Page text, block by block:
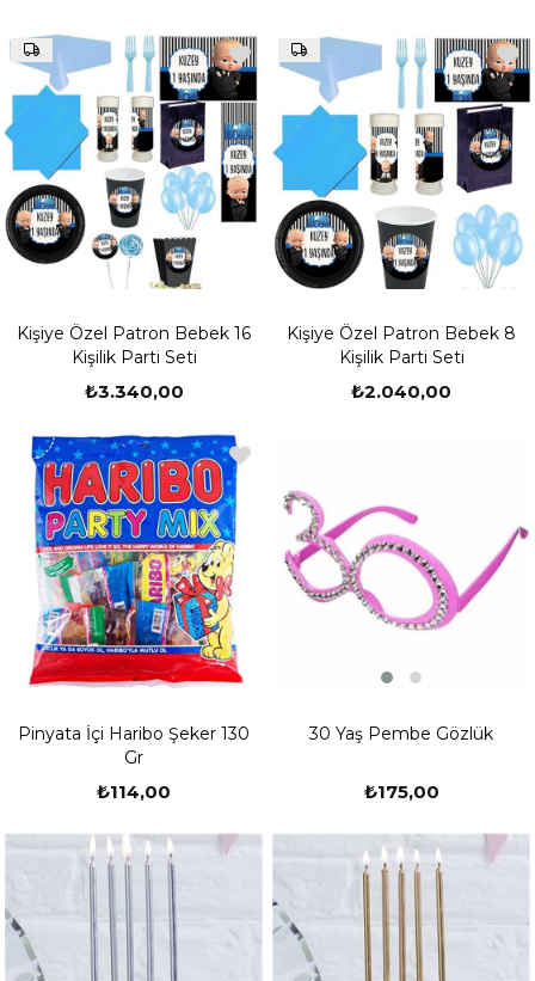
Kişiye Özel Patron Bebek 16
Kişilik Parti Seti
₺3.340,00
Kişiye Özel Patron Bebek 8
Kişilik Parti Seti
₺2.040,00
Pinyata İçi Haribo Şeker 130
Gr
₺114,00
30 Yaş Pembe Gözlük
₺175,00